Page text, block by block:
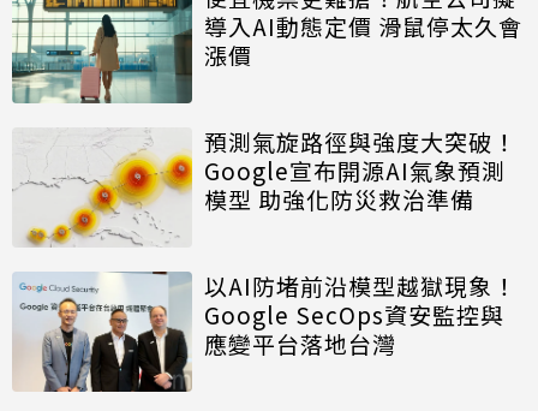
導入AI動態定價 滑鼠停太久會
漲價
預測氣旋路徑與強度大突破！
Google宣布開源AI氣象預測
模型 助強化防災救治準備
以AI防堵前沿模型越獄現象！
Google SecOps資安監控與
應變平台落地台灣